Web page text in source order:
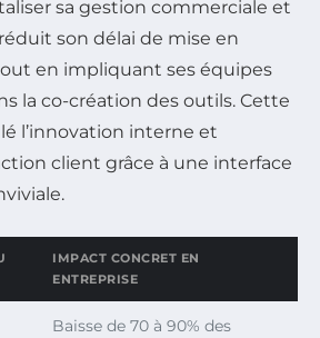
sa gestion commerciale et
son délai de mise en
en impliquant ses équipes
la co-création des outils. Cette
l’innovation interne et
client grâce à une interface
IMPACT CONCRET EN
ENTREPRISE
Baisse de 70 à 90% des